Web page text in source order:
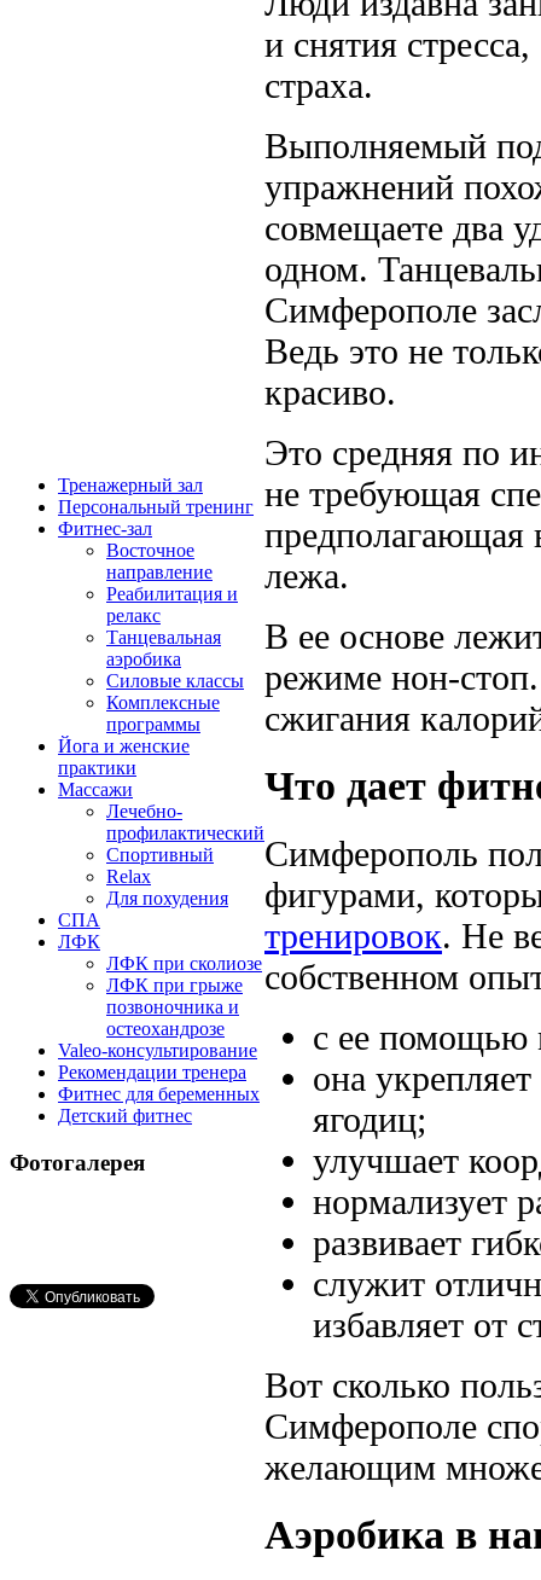
Тренажерный зал
Персональный тренинг
Фитнес-зал
Восточное
направление
Реабилитация и
релакс
Танцевальная
аэробика
Силовые классы
Комплексные
программы
Йога и женские
практики
Массажи
Лечебно-
профилактический
Спортивный
Relax
Для похудения
СПА
ЛФК
ЛФК при сколиозе
ЛФК при грыже
позвоночника и
остеохандрозе
Valeo-консультирование
Рекомендации тренера
Фитнес для беременных
Детский фитнес
Фотогалерея
и снятия
страха.
Выполняемый
упражнений
совмещаете два
одном.
Симферополе
Ведь это не
красиво.
Это средняя по
не требующая
предполагающая
лежа.
В ее основе
режиме нон-
сжигания
Что дает
Симферополь
фигурами,
тренировок. Не
собственном
с ее помощью
она
ягодиц;
улучшает
нормализует
развивает
служит
избавляет от
Вот сколько
Симферополе
желающим
Аэробика в